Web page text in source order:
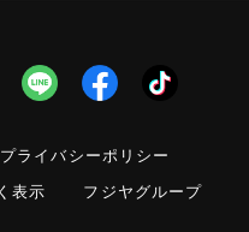
プライバシーポリシー
表示
フジヤグループ